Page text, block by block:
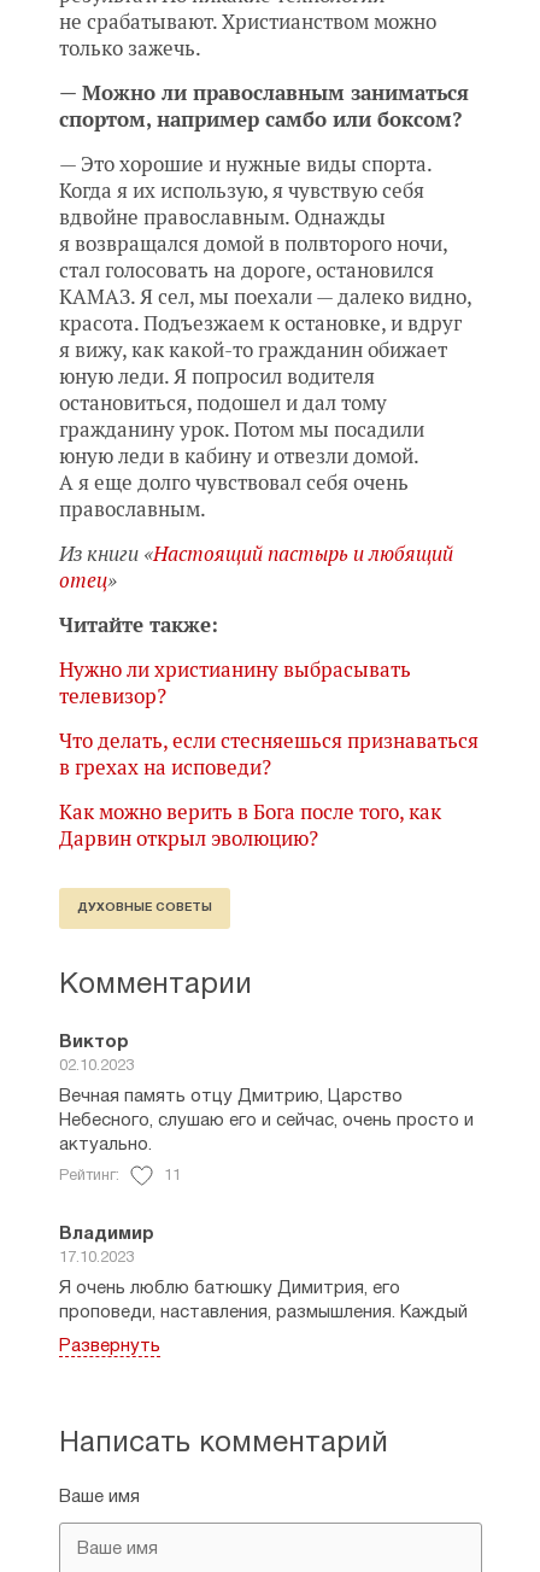
не срабатывают. Христианством можно
только зажечь.
— Можно ли православным заниматься
спортом, например самбо или боксом?
— Это хорошие и нужные виды спорта.
Когда я их использую, я чувствую себя
вдвойне православным. Однажды
я возвращался домой в полвторого ночи,
стал голосовать на дороге, остановился
КАМАЗ. Я сел, мы поехали — далеко видно,
красота. Подъезжаем к остановке, и вдруг
я вижу, как какой-то гражданин обижает
юную леди. Я попросил водителя
остановиться, подошел и дал тому
гражданину урок. Потом мы посадили
юную леди в кабину и отвезли домой.
А я еще долго чувствовал себя очень
православным.
Из книги «Настоящий пастырь и любящий
отец»
Читайте также:
Нужно ли христианину выбрасывать
телевизор?
Что делать, если стесняешься признаваться
в грехах на исповеди?
Как можно верить в Бога после того, как
Дарвин открыл эволюцию?
ДУХОВНЫЕ СОВЕТЫ
Написать комментарий
Ваше имя
Комментарии
Виктор
02.10.2023
Вечная память отцу Дмитрию, Царство
Небесного, слушаю его и сейчас, очень просто и
актуально.
Рейтинг: 11
Владимир
17.10.2023
Я очень люблю батюшку Димитрия, его
проповеди, наставления, размышления. Каждый
год после его смерти выходил большой
календарь с его проповедями. Похоже на 2024
18.10.2023
Владимир, на 2024 год есть, называется
"Обратись к Богу. Православный календарь на
Развернуть